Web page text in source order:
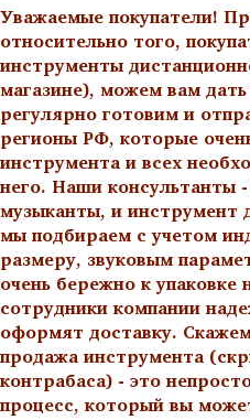
Уважаемые покупатели!
относительно того,
инструменты
магазине), можем вам
регулярно готовим и
регионы РФ, которые
инструмента и всех
него. Наши консультанты
музыканты, и инструмент
мы подбираем с учетом
размеру, звуковым
очень бережно к
сотрудники компании
оформят доставку.
продажа инструмента
контрабаса) - это
процесс, который вы